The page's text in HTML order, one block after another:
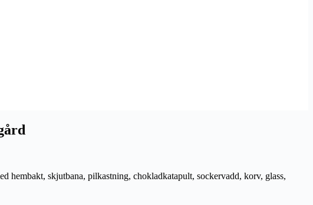
hembakt, skjutbana, pilkastning, chokladkatapult, sockervadd, korv, glass,